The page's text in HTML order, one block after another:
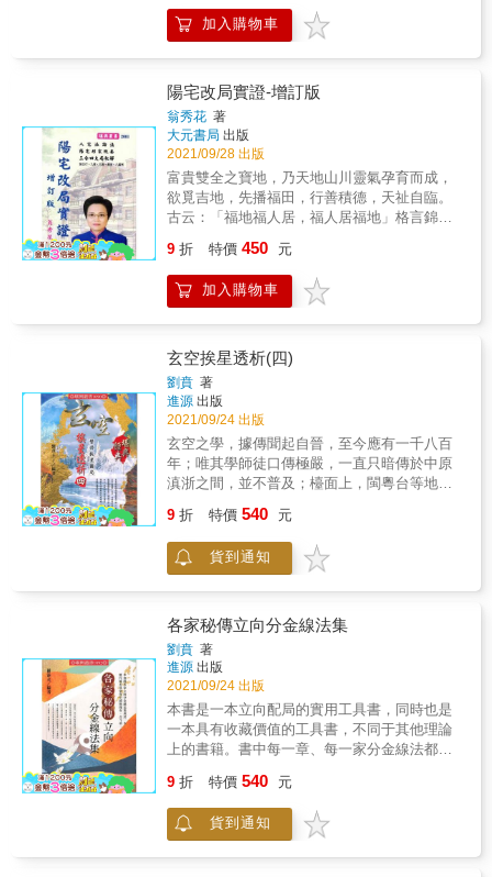
年當中，三羊開泰、祿馬交馳、事事如意、扭
轉乾坤、反敗為勝、心想事成、逢凶化吉，財
源廣進。
凶」，是事件的主要內容，一般來說能順利的
從命盤解讀出「吉凶」，就已經入門了，剩下
坎坷也會最終達成的目標，至於什麼時候出現
這個最終目標， 那是定應期的內容。起碼說，
你知道會有好的未來，這就足以鼓起勇氣去奮
力向前。 所以說定吉凶很重要。 「吉凶」是一
個「方向」問題，「方向」一旦錯了那後面的
應期也就錯了，就是全盤錯了。所以，認真學
習定吉凶的方法，才能為整個預測過程打下扎
實的基礎。
加入購物車
陽宅改局實證-增訂版
翁秀花 著
大元書局 出版
2021/09/28 出版
富貴雙全之寶地，乃天地山川靈氣孕育而成，
欲覓吉地，先播福田，行善積德，天祉自臨。
古云：「福地福人居，福人居福地」格言錦
字，再經指點，選擇吉日，巧奪造化，洞悉天
時、地利、人和結構，道德賢士，方能得之。
觀今科學進步之時代，凡是講求實證，接受檢
獨樹一幟；無管尖角凹凸，平衡缺損、設計奇
特，獨闢蹊徑，外而觀瞻，空間失當；易生亂
流，氣窒而塞，恐遭耗財，身體違和。故購屋
置產，興建樓房，古厝修繕，應謹思之。 本書
詳述八宅派論法．陽宅形家概要．三合四大局
秘解．論五行、九星、九宮、黃泉、八曜煞
等．內容豐富．值得研讀！！
9 折 特價 450 元
加入購物車
玄空挨星透析(四)
劉賁 著
進源 出版
2021/09/24 出版
玄空之學，據傳聞起自晉，至今應有一千八百
年；唯其學師徒口傳極嚴，一直只暗傳於中原
滇浙之間，並不普及；檯面上，閩粵台等地反
宅，察其所遺唐山舊冊，以及筆者幼年之體驗
接觸，早年之風水地理，論陽宅多屬八宅學，
多宗《八宅明鏡》及《陽宅三要》；陰宅則以
空挨星論述之彰顯，《沈氏玄空學》是必讀經
典，其他例如：蔣大鴻的《天元五歌》《八宅
天元賦》、姜垚之《從師隨筆》、章仲山的
《地理辯正直解》︙︙也應加以研究；本書之
撰述，實脫胎於以上著作。以人命百歲而論三
元之驗證，猶如犀牛望月；古往今來之大師驗
證，說起來亦是取樣數根本不足，理則難為鐵
則。筆者研習堪輿已近四十載，檢討起來，亦
多徘徊在理則之建立與重整；雖 亦有跋山涉水
相比、猖言創見。 研習玄空，最痛苦的，即九
宮圖與實際山水之相貼，必須在腦海內翻天覆
地，一而再、再而三，習者花太多的生命時間
9 折 特價 540 元
貨到通知
各家秘傳立向分金線法集
劉賁 著
進源 出版
2021/09/24 出版
本書是一本立向配局的實用工具書，同時也是
一本具有收藏價值的工具書，不同于其他理論
上的書籍。書中每一章、每一家分金線法都是
無數古名師的經驗積累。不僅對如今的風水行
家能够起到提高博學眼界的作用，對于普通人
而言，也值得居家收藏。當自家或親朋好友造
9 折 特價 540 元
貨到通知